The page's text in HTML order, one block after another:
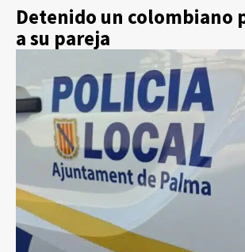
Detenido un colombiano
a su pareja